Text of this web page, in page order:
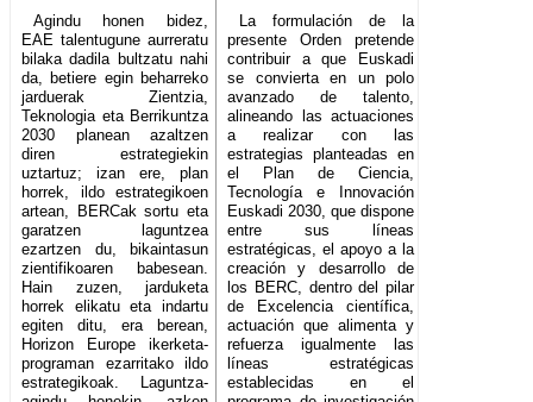
Agindu honen bidez,
EAE talentugune aurreratu
bilaka dadila bultzatu nahi
da, betiere egin beharreko
jarduerak Zientzia,
Teknologia eta Berrikuntza
2030 planean azaltzen
diren estrategiekin
uztartuz; izan ere, plan
horrek, ildo estrategikoen
artean, BERCak sortu eta
garatzen laguntzea
ezartzen du, bikaintasun
zientifikoaren babesean.
Hain zuzen, jarduketa
horrek elikatu eta indartu
egiten ditu, era berean,
Horizon Europe ikerketa-
programan ezarritako ildo
estrategikoak. Laguntza-
La formulación de la
presente Orden pretende
contribuir a que Euskadi
se convierta en un polo
avanzado de talento,
alineando las actuaciones
a realizar con las
estrategias planteadas en
el Plan de Ciencia,
Tecnología e Innovación
Euskadi 2030, que dispone
entre sus líneas
estratégicas, el apoyo a la
creación y desarrollo de
los BERC, dentro del pilar
de Excelencia científica,
actuación que alimenta y
refuerza igualmente las
líneas estratégicas
establecidas en el